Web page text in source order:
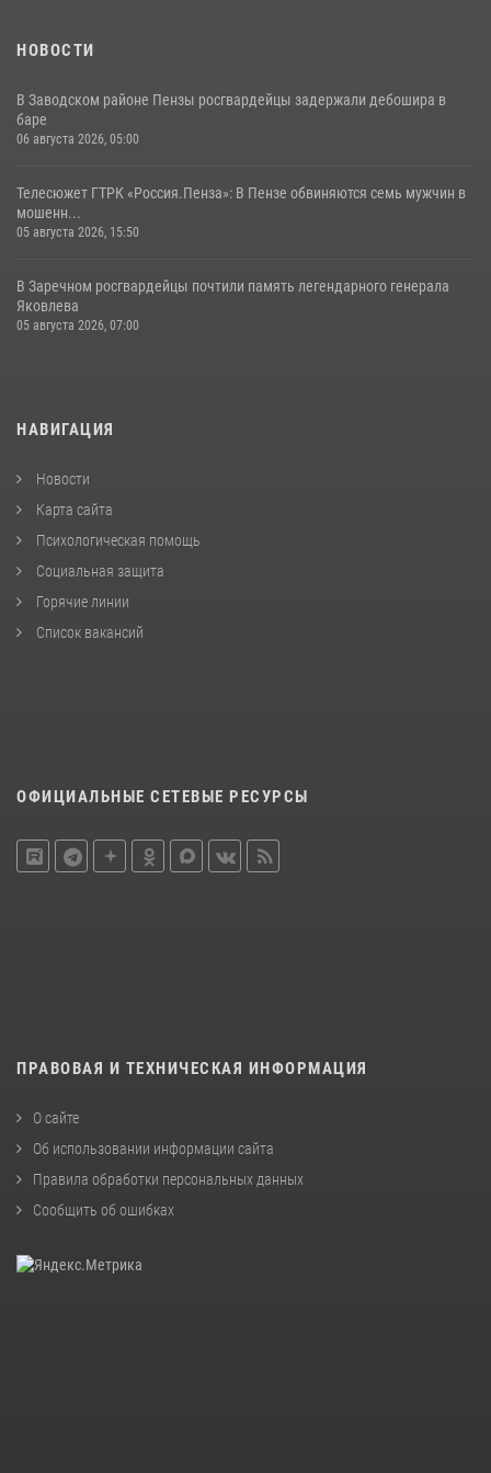
НОВОСТИ
В Заводском районе Пензы росгвардейцы задержали дебошира в
баре
06 августа 2026, 05:00
Телесюжет ГТРК «Россия.Пенза»: В Пензе обвиняются семь мужчин в
мошенн...
05 августа 2026, 15:50
В Заречном росгвардейцы почтили память легендарного генерала
Яковлева
05 августа 2026, 07:00
НАВИГАЦИЯ
Новости
Карта сайта
Психологическая помощь
Социальная защита
Горячие линии
Список вакансий
ОФИЦИАЛЬНЫЕ СЕТЕВЫЕ РЕСУРСЫ
ПРАВОВАЯ И ТЕХНИЧЕСКАЯ ИНФОРМАЦИЯ
О сайте
Об использовании информации сайта
Правила обработки персональных данных
Сообщить об ошибках